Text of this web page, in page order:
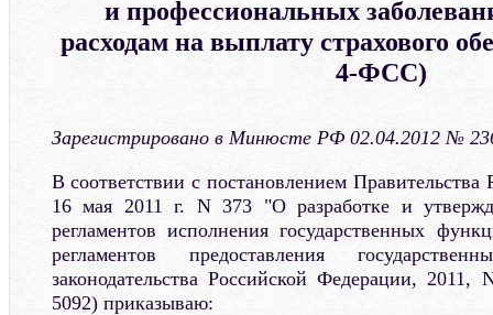
и профессиональных
расходам на выплату страхового
4-ФСС)
Зарегистрировано в Минюсте РФ 02.04.2012 №
В соответствии с постановлением
16 мая 2011 г. N 373 "О разработке и
регламентов исполнения государственных
регламентов предоставления
законодательства Российской Федерации,
5092) приказываю: